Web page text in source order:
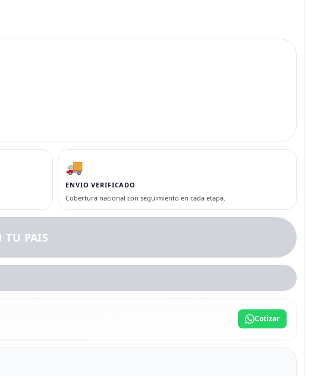
🚚
ENVIO VERIFICADO
Cobertura nacional con seguimiento en cada etapa.
TU PAIS
Cotizar